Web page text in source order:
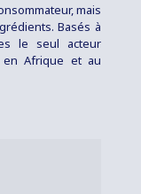
mais
Basés à
le seul acteur
en Afrique et au